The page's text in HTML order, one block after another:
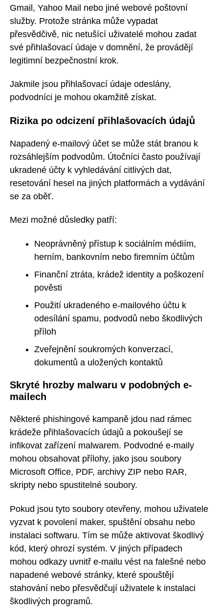
Gmail, Yahoo Mail nebo jiné webové poštovní
služby. Protože stránka může vypadat
přesvědčivě, nic netušící uživatelé mohou zadat
své přihlašovací údaje v domnění, že provádějí
legitimní bezpečnostní krok.
Jakmile jsou přihlašovací údaje odeslány,
podvodníci je mohou okamžitě získat.
Rizika po odcizení přihlašovacích údajů
Napadený e-mailový účet se může stát branou k
rozsáhlejším podvodům. Útočníci často používají
ukradené účty k vyhledávání citlivých dat,
resetování hesel na jiných platformách a vydávání
se za oběť.
Mezi možné důsledky patří:
Neoprávněný přístup k sociálním médiím,
herním, bankovním nebo firemním účtům
Finanční ztráta, krádež identity a poškození
pověsti
Použití ukradeného e-mailového účtu k
odesílání spamu, podvodů nebo škodlivých
příloh
Zveřejnění soukromých konverzací,
dokumentů a uložených kontaktů
Skryté hrozby malwaru v podobných e-
mailech
Některé phishingové kampaně jdou nad rámec
krádeže přihlašovacích údajů a pokoušejí se
infikovat zařízení malwarem. Podvodné e-maily
mohou obsahovat přílohy, jako jsou soubory
Microsoft Office, PDF, archivy ZIP nebo RAR,
skripty nebo spustitelné soubory.
Pokud jsou tyto soubory otevřeny, mohou uživatele
vyzvat k povolení maker, spuštění obsahu nebo
instalaci softwaru. Tím se může aktivovat škodlivý
kód, který ohrozí systém. V jiných případech
mohou odkazy uvnitř e-mailu vést na falešné nebo
napadené webové stránky, které spouštějí
stahování nebo přesvědčují uživatele k instalaci
škodlivých programů.